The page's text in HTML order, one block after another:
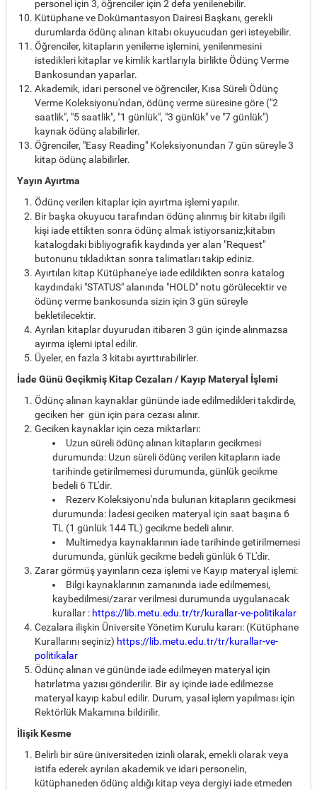
personel için 3, öğrenciler için 2 defa yenilenebilir.
Kütüphane ve Dokümantasyon Dairesi Başkanı, gerekli
durumlarda ödünç alınan kitabı okuyucudan geri isteyebilir.
Öğrenciler, kitapların yenileme işlemini, yenilenmesini
istedikleri kitaplar ve kimlik kartlarıyla birlikte Ödünç Verme
Bankosundan yaparlar.
Akademik, idari personel ve öğrenciler, Kısa Süreli Ödünç
Verme Koleksiyonu'ndan, ödünç verme süresine göre ("2
saatlik", "5 saatlik", "1 günlük", "3 günlük" ve "7 günlük")
kaynak ödünç alabilirler.
Öğrenciler, "Easy Reading" Koleksiyonundan 7 gün süreyle 3
kitap ödünç alabilirler.
Yayın Ayırtma
Ödünç verilen kitaplar için ayırtma işlemi yapılır.
Bir başka okuyucu tarafından ödünç alınmış bir kitabı ilgili
kişi iade ettikten sonra ödünç almak istiyorsaniz;kitabın
katalogdaki bibliyografik kaydında yer alan "Request"
butonunu tıkladıktan sonra talimatları takip ediniz.
Ayırtılan kitap Kütüphane'ye iade edildikten sonra katalog
kaydındaki "STATUS" alanında "HOLD" notu görülecektir ve
ödünç verme bankosunda sizin için 3 gün süreyle
bekletilecektir.
Ayrılan kitaplar duyurudan itibaren 3 gün içinde alınmazsa
ayırma işlemi iptal edilir.
Üyeler, en fazla 3 kitabı ayırttırabilirler.
İade Günü Geçikmiş Kitap Cezaları / Kayıp Materyal İşlemi
Ödünç alınan kaynaklar gününde iade edilmedikleri takdirde,
geciken her gün için para cezası alınır.
Geciken kaynaklar için ceza miktarları:
Uzun süreli ödünç alınan kitapların gecikmesi
durumunda: Uzun süreli ödünç verilen kitapların iade
tarihinde getirilmemesi durumunda, günlük gecikme
bedeli 6 TL'dir.
Rezerv Koleksiyonu'nda bulunan kitapların gecikmesi
durumunda: İadesi geciken materyal için saat başına 6
TL (1 günlük 144 TL) gecikme bedeli alınır.
Multimedya kaynaklarının iade tarihinde getirilmemesi
durumunda, günlük gecikme bedeli günlük 6 TL'dir.
Zarar görmüş yayınların ceza işlemi ve Kayıp materyal işlemi:
Bilgi kaynaklarının zamanında iade edilmemesi,
kaybedilmesi/zarar verilmesi durumunda uygulanacak
kurallar : https://lib.metu.edu.tr/tr/kurallar-ve-politikalar
Cezalara ilişkin Üniversite Yönetim Kurulu kararı: (Kütüphane
Kurallarını seçiniz) https://lib.metu.edu.tr/tr/kurallar-ve-
politikalar
Ödünç alınan ve gününde iade edilmeyen materyal için
hatırlatma yazısı gönderilir. Bir ay içinde iade edilmezse
materyal kayıp kabul edilir. Durum, yasal işlem yapılması için
Rektörlük Makamına bildirilir.
İlişik Kesme
Belirli bir süre üniversiteden izinli olarak, emekli olarak veya
istifa ederek ayrılan akademik ve idari personelin,
kütüphaneden ödünç aldığı kitap veya dergiyi iade etmeden